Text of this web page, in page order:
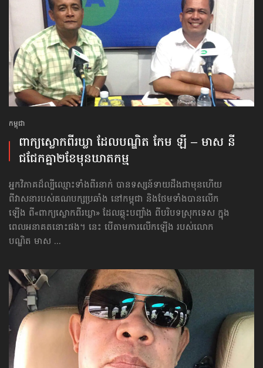
កម្ពុជា
ពាក្យស្លោក​ពីរឃ្លា ដែលបណ្ឌិត កែម ឡី – មាស នី
ជជែកគ្នា​២ខែ​មុន​ឃាតកម្ម
អ្នកវិភាគដ៏ល្បីឈ្មោះទាំងពីរនាក់ បានទស្សន៍ទាយដឹងជាមុនហើយ
ពីវាសនា​របស់​គណបក្ស​ប្រឆាំង នៅកម្ពុជា និងថែមទាំងបានលើក
ឡើង ពី«ពាក្យស្លោក​ពីរឃ្លា» ដែល​ឆ្លុះបញ្ចាំង ពីបរិបទស្រុកទេស ក្នុង
ពេលអនាគតនោះផង។ នេះ បើតាម​ការលើកឡើង របស់​លោក
បណ្ឌិត មាស ...